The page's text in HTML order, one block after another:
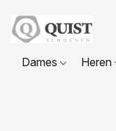
Dames Heren